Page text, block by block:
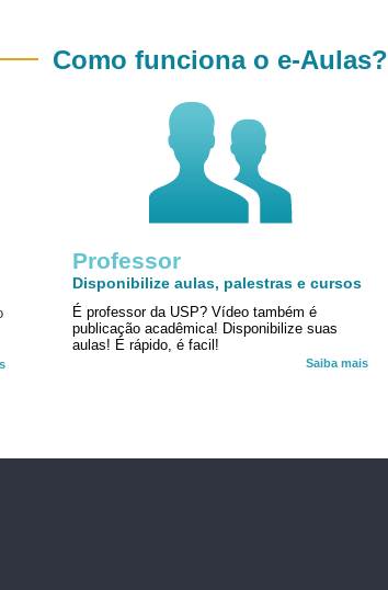
Como funciona o e-Aulas?
Professor
Disponibilize aulas, palestras e cursos
É professor da USP? Vídeo também é
publicação acadêmica! Disponibilize suas
aulas! É rápido, é facil!
Saiba mais